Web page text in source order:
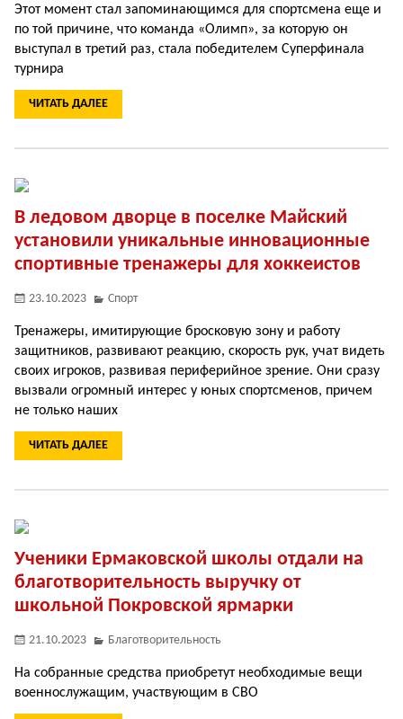
Этот момент стал запоминающимся для спортсмена еще и
по той причине, что команда «Олимп», за которую он
выступал в третий раз, стала победителем Суперфинала
турнира
ЧИТАТЬ ДАЛЕЕ
В ледовом дворце в поселке Майский
установили уникальные инновационные
спортивные тренажеры для хоккеистов
23.10.2023 Спорт
Тренажеры, имитирующие бросковую зону и работу
защитников, развивают реакцию, скорость рук, учат видеть
своих игроков, развивая периферийное зрение. Они сразу
вызвали огромный интерес у юных спортсменов, причем
не только наших
ЧИТАТЬ ДАЛЕЕ
Ученики Ермаковской школы отдали на
благотворительность выручку от
школьной Покровской ярмарки
21.10.2023 Благотворительность
На собранные средства приобретут необходимые вещи
военнослужащим, участвующим в СВО